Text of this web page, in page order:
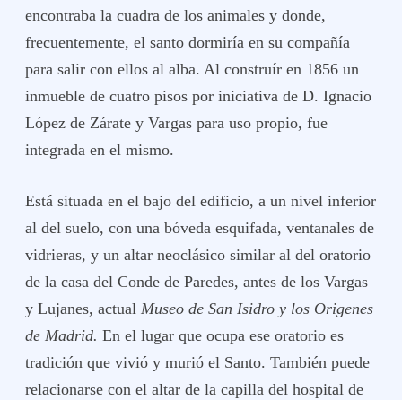
encontraba la cuadra de los animales y donde,
frecuentemente, el santo dormiría en su compañía
para salir con ellos al alba. Al construír en 1856 un
inmueble de cuatro pisos por iniciativa de D. Ignacio
López de Zárate y Vargas para uso propio, fue
integrada en el mismo.
Está situada en el bajo del edificio, a un nivel inferior
al del suelo, con una bóveda esquifada, ventanales de
vidrieras, y un altar neoclásico similar al del oratorio
de la casa del Conde de Paredes, antes de los Vargas
y Lujanes, actualMuseo de San Isidro y los Origenes
de Madrid. En el lugar que ocupa ese oratorio es
tradición que vivió y murió el Santo. También puede
relacionarse con el altar de la capilla del hospital de